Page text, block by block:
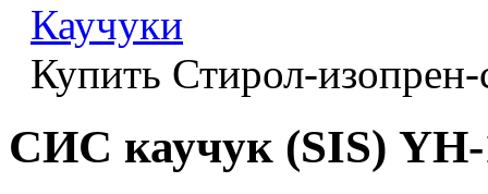
Каучуки
Купить Стирол-
СИС каучук (SIS) YH-